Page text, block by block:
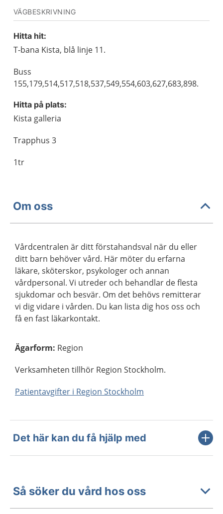
VÄGBESKRIVNING
Hitta hit:
T-bana Kista, blå linje 11.
Buss
155,179,514,517,518,537,549,554,603,627,683,898.
Hitta på plats:
Kista galleria
Trapphus 3
1tr
Om oss
Vårdcentralen är ditt förstahandsval när du eller
ditt barn behöver vård. Här möter du erfarna
läkare, sköterskor, psykologer och annan
vårdpersonal. Vi utreder och behandlar de flesta
sjukdomar och besvär. Om det behövs remitterar
vi dig vidare i vården. Du kan lista dig hos oss och
få en fast läkarkontakt.
Ägarform: Region
Verksamheten tillhör Region Stockholm.
Patientavgifter i Region Stockholm
Det här kan du få hjälp med
Så söker du vård hos oss